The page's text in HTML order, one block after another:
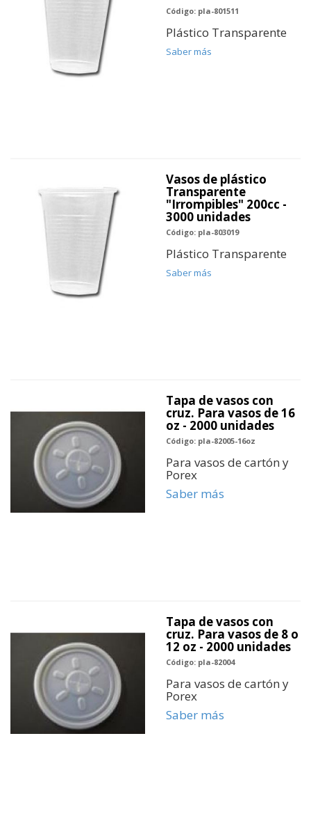
Código: pla-801511
Plástico Transparente
Saber más
Vasos de plástico
Transparente
"Irrompibles" 200cc -
3000 unidades
Código: pla-803019
Plástico Transparente
Saber más
Tapa de vasos con
cruz. Para vasos de 16
oz - 2000 unidades
Código: pla-82005-16oz
Para vasos de cartón y
Porex
Saber más
Tapa de vasos con
cruz. Para vasos de 8 o
12 oz - 2000 unidades
Código: pla-82004
Para vasos de cartón y
Porex
Saber más